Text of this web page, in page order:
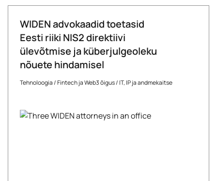
WIDEN advokaadid toetasid
Eesti riiki NIS2 direktiivi
ülevõtmise ja küberjulgeoleku
nõuete hindamisel
Tehnoloogia/Fintech ja Web3 õigus/ IT, IP ja andmekaitse